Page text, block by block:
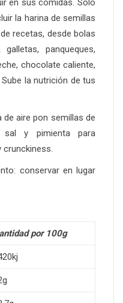
en sus comidas. Solo
la harina de semillas
recetas, desde bolas
panqueques,
chocolate caliente,
la nutrición de tus
de aire pon semillas de
sal y pimienta para
conservar en lugar
por 100g